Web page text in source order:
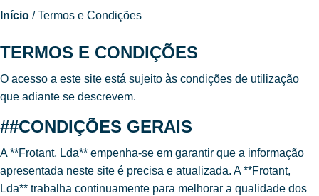
Início / Termos e Condições
TERMOS E CONDIÇÕES
O acesso a este site está sujeito às condições de utilização
que adiante se descrevem.
##CONDIÇÕES GERAIS
A **Frotant, Lda** empenha-se em garantir que a informação
apresentada neste site é precisa e atualizada. A **Frotant,
Lda** trabalha continuamente para melhorar a qualidade dos